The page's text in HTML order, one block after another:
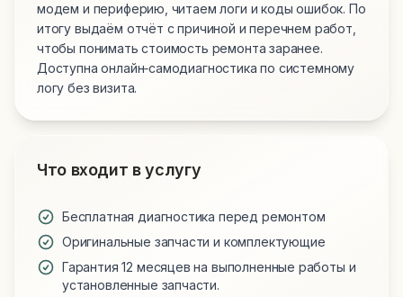
модем и периферию, читаем логи и коды ошибок. По
итогу выдаём отчёт с причиной и перечнем работ,
чтобы понимать стоимость ремонта заранее.
Доступна онлайн‑самодиагностика по системному
логу без визита.
Что входит в услугу
Бесплатная диагностика перед ремонтом
Оригинальные запчасти и комплектующие
Гарантия 12 месяцев на выполненные работы и
установленные запчасти.